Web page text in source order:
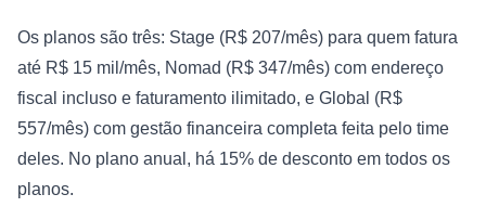
Os planos são três: Stage (R$ 207/mês) para quem fatura
até R$ 15 mil/mês, Nomad (R$ 347/mês) com endereço
fiscal incluso e faturamento ilimitado, e Global (R$
557/mês) com gestão financeira completa feita pelo time
deles. No plano anual, há 15% de desconto em todos os
planos.